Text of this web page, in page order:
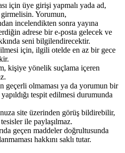
için üye girişi yapmalı yada ad,
Yorumun,
incelendikten sonra yayına
adrese bir e-posta gelecek ve
seni bilgilendirecektir.
için, ilgili otelde en az bir gece
kişiye yönelik suçlama içeren
geçerli olmaması ya da yorumun bir
tespit edilmesi durumunda
site üzerinden görüş bildirebilir,
ile paylaşılmaz.
geçen maddeler doğrultusunda
hakkını saklı tutar.